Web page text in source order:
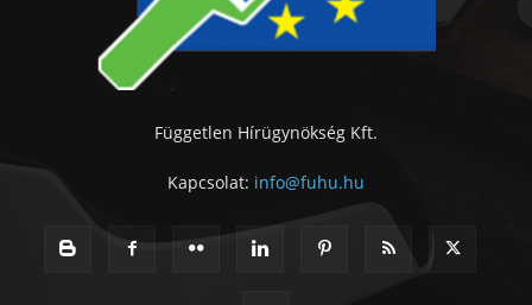
Független Hírügynökség Kft.
Kapcsolat: info@fuhu.hu